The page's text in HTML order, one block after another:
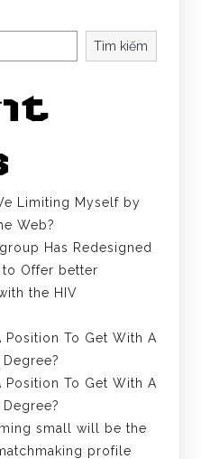
Tìm kiếm
Limiting Myself by
Web?
Has Redesigned
Offer better
the HIV
Position To Get With A
Position To Get With A
small will be the
profile